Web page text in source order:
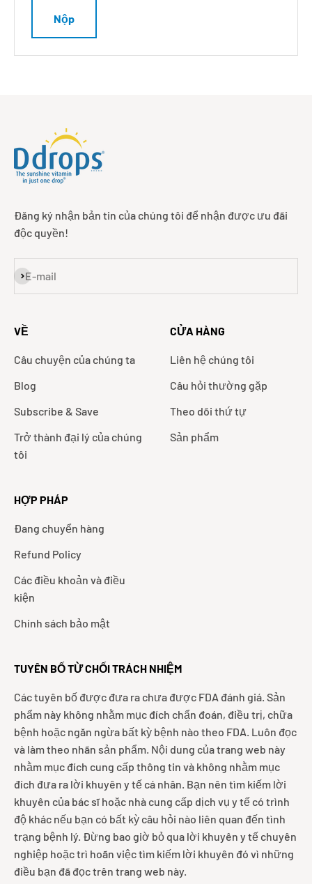
Nộp
Đăng ký nhận bản tin của chúng tôi để nhận được ưu đãi
độc quyền!
E-mail
Đặt mua
VỀ
Câu chuyện của chúng ta
Blog
Subscribe & Save
Trở thành đại lý của chúng
tôi
CỬA HÀNG
Liên hệ chúng tôi
Câu hỏi thường gặp
Theo dõi thứ tự
Sản phẩm
HỢP PHÁP
Đang chuyển hàng
Refund Policy
Các điều khoản và điều
kiện
Chính sách bảo mật
TUYÊN BỐ TỪ CHỐI TRÁCH NHIỆM
Các tuyên bố được đưa ra chưa được FDA đánh giá. Sản
phẩm này không nhằm mục đích chẩn đoán, điều trị, chữa
bệnh hoặc ngăn ngừa bất kỳ bệnh nào theo FDA. Luôn đọc
và làm theo nhãn sản phẩm. Nội dung của trang web này
nhằm mục đích cung cấp thông tin và không nhằm mục
đích đưa ra lời khuyên y tế cá nhân. Bạn nên tìm kiếm lời
khuyên của bác sĩ hoặc nhà cung cấp dịch vụ y tế có trình
độ khác nếu bạn có bất kỳ câu hỏi nào liên quan đến tình
trạng bệnh lý. Đừng bao giờ bỏ qua lời khuyên y tế chuyên
nghiệp hoặc trì hoãn việc tìm kiếm lời khuyên đó vì những
điều bạn đã đọc trên trang web này.